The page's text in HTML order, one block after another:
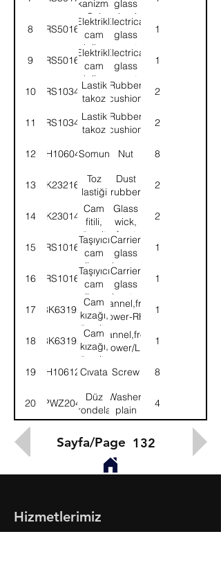
mekanizması-
Sol
glass
mechanism-
LH
8 58RS501687
Elektrikli
cam
kriko
motor-
Sağ
Electrical
glass
elev.motor-
RH
1
9 58RS501688
Elektrikli
cam
kriko
motor-
Sol
Electrical
glass
elev.motor-
LH
1
1058RS103418
Lastik
takoz
Rubber
cushion
2
1158RS103419
Lastik
takoz
Rubber
cushion
2
12 NH106041Somun Nut 8
13 8K232166
Toz
lastiği
Dust
rubber
2
14 8K230140
Cam
fitili,
ön alt
Glass
wick,
front
lower
2
1558RS101620
Taşıyıcı
cam
krikosu-
Sağ
Carrier
glass
elevator-
RH
1
1658RS101621
Taşıyıcı
cam
krikosu-
Sol
Carrier
glass
elevator-
LH
1
17 8K63191
Cam
kızağı,
ön alt-
Sağ
Channel,front
lower-RH
1
18 8K63192
Cam
kızağı,
ön alt-
Sol
Channel,front-
Lower/LH
1
19 SH106121Cıvata Screw 8
20 PWZ204
Düz
rondela
Washer,
plain
4
Sayfa/Page 132
Hizmetlerimiz